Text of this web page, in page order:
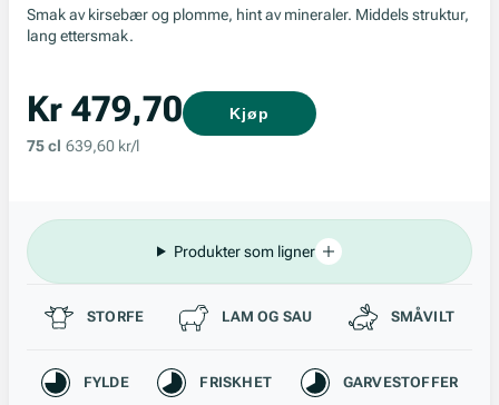
Smak av kirsebær og plomme, hint av mineraler. Middels struktur,
lang ettersmak.
Kr 479,70
75 cl 639,60 kr/l
Kjøp
Produkter som ligner
Passer til
STORFE LAM OG SAU SMÅVILT
Karakteristikk
FYLDE FRISKHET GARVESTOFFER